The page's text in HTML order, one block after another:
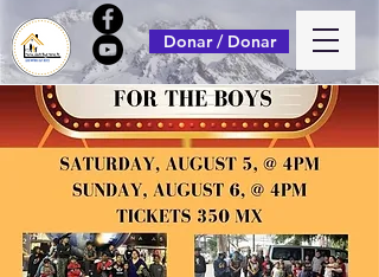
Donar / Donar